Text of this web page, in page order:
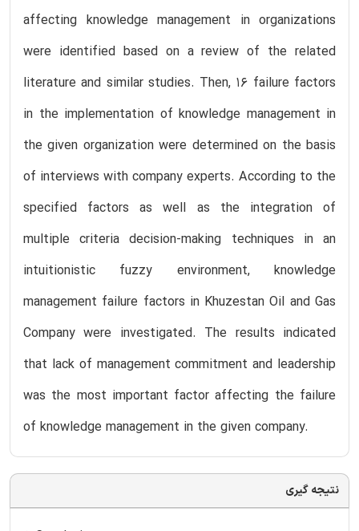
affecting knowledge management in organizations
were identified based on a review of the related
literature and similar studies. Then, 16 failure factors
in the implementation of knowledge management in
the given organization were determined on the basis
of interviews with company experts. According to the
specified factors as well as the integration of
multiple criteria decision-making techniques in an
intuitionistic fuzzy environment, knowledge
management failure factors in Khuzestan Oil and Gas
Company were investigated. The results indicated
that lack of management commitment and leadership
was the most important factor affecting the failure
of knowledge management in the given company.
نتیجه گیری